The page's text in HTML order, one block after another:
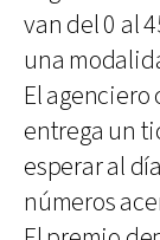
van del 0 al
una
El agenciero
entrega un
esperar al
números